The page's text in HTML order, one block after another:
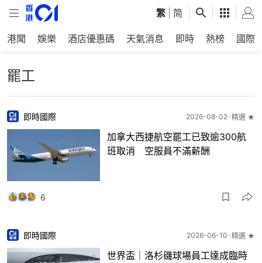
繁 简
港聞 娛樂 酒店優惠碼 天氣消息 即時 熱榜 國際
罷工
即時國際 2026-08-02 精選 ★
加拿大西捷航空罷工已致逾300航
班取消 空服員不滿薪酬
6
即時國際 2026-06-10 精選 ★
世界盃｜洛杉磯球場員工達成臨時